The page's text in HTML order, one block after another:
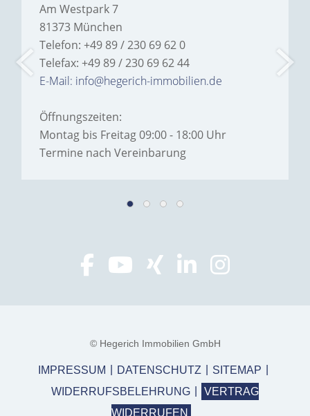
Am Westpark 7
81373 München
Telefon: +49 89 / 230 69 62 0
Telefax: +49 89 / 230 69 62 44
E-Mail: info@hegerich-immobilien.de
Öffnungszeiten:
Montag bis Freitag 09:00 - 18:00 Uhr
Termine nach Vereinbarung
© Hegerich Immobilien GmbH
IMPRESSUM DATENSCHUTZ
SITEMAP
WIDERRUFSBELEHRUNG
VERTRAG
WIDERRUFEN